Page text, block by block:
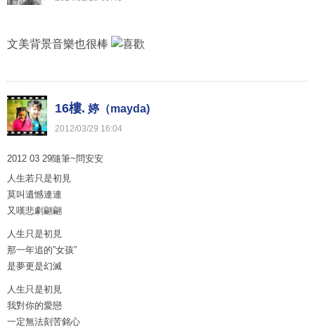
文美背景音樂也很棒
16樓. 婷（mayda)
2012/03/29 16:04
2012 03 29隨筆~問安安
人生若只是初見
莫叫遺憾連連
又嘆悲劇翩翩
人生只是初見
那一年追的”女孩”
是夢更是幻滅
人生只是初見
我對你的愛戀
一定無法刻苦銘心